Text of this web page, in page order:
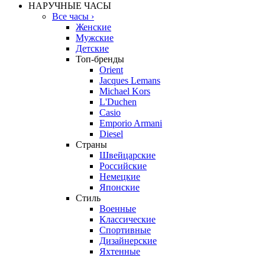
НАРУЧНЫЕ ЧАСЫ
Все часы ›
Женские
Мужские
Детские
Топ-бренды
Orient
Jacques Lemans
Michael Kors
L'Duchen
Casio
Emporio Armani
Diesel
Страны
Швейцарские
Российские
Немецкие
Японские
Стиль
Военные
Классические
Спортивные
Дизайнерские
Яхтенные